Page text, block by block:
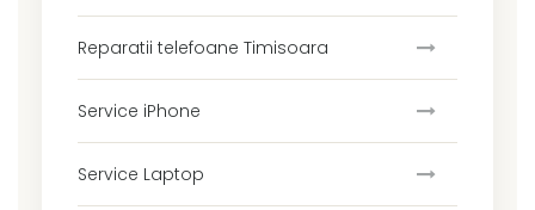
Reparatii telefoane Timisoara
Service iPhone
Service Laptop